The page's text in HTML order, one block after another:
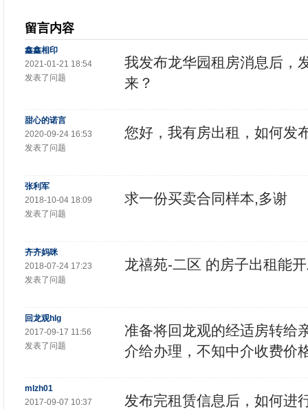
留言内容
鑫鑫相印
2021-01-21 18:54
发表了问题
我发布龙华园租房消息后，
来？
甜心的诺言
2020-09-24 16:53
发表了问题
您好，我有房出租，如何发
张利军
2018-10-04 18:09
发表了问题
求一份买卖合同样本,多谢
齐齐妈咪
2018-07-24 17:23
发表了问题
龙禧苑-二区 的房子出租能
回龙观hlg
2017-09-17 11:56
发表了问题
准备将回龙观的经适房转给
介给办理，不知中介收费价
mlzh01
2017-09-07 10:37
发布完租赁信息后，如何进